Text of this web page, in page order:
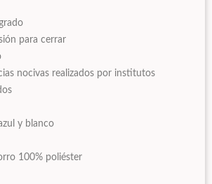
para cerrar
nocivas realizados por institutos
y blanco
100% poliéster